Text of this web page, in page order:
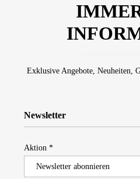
Exklusive Angebote, Neuheiten,
Newsletter
Aktion *